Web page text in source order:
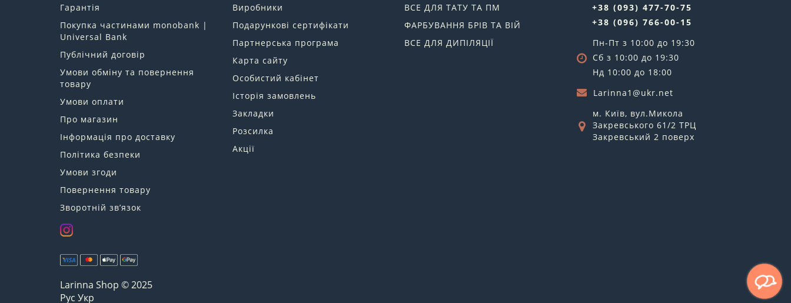
Гарантія
Покупка частинами monobank |
Universal Bank
Публічний договір
Умови обміну та повернення
товару
Умови оплати
Про магазин
Інформація про доставку
Політика безпеки
Умови згоди
Повернення товару
Зворотній зв’язок
Виробники
Подарункові сертифікати
Партнерська програма
Карта сайту
Особистий кабінет
Історія замовлень
Закладки
Розсилка
Акції
ВСЕ ДЛЯ ТАТУ ТА ПМ
ФАРБУВАННЯ БРІВ ТА ВІЙ
ВСЕ ДЛЯ ДИПІЛЯЦІЇ
+38 (093) 477-70-75
+38 (096) 766-00-15
Пн-Пт з 10:00 до 19:30
Сб з 10:00 до 19:30
Нд 10:00 до 18:00
Larinna1@ukr.net
м. Київ, вул.Микола
Закревського 61/2 ТРЦ
Закревський 2 поверх
Larinna Shop © 2025
Рус Укр